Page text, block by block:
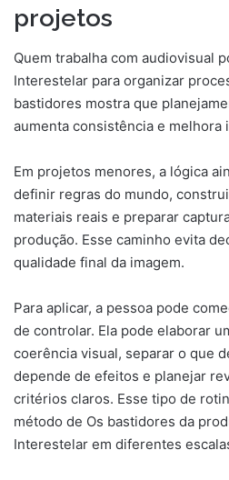
projetos
Quem trabalha com audiovisual
Interestelar para organizar
bastidores mostra que
aumenta consistência e
Em projetos menores, a lógica
definir regras do mundo,
materiais reais e preparar
produção. Esse caminho evita
qualidade final da imagem.
Para aplicar, a pessoa pode
de controlar. Ela pode elaborar
coerência visual, separar o que
depende de efeitos e planejar
critérios claros. Esse tipo de
método de Os bastidores da
Interestelar em diferentes